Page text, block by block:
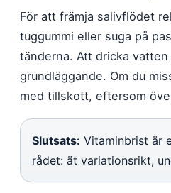
För att främja salivflödet
tuggummi eller suga på
tänderna. Att dricka
grundläggande. Om du
med tillskott, eftersom
Slutsats: Vitaminbrist är
rådet: ät variationsrikt,